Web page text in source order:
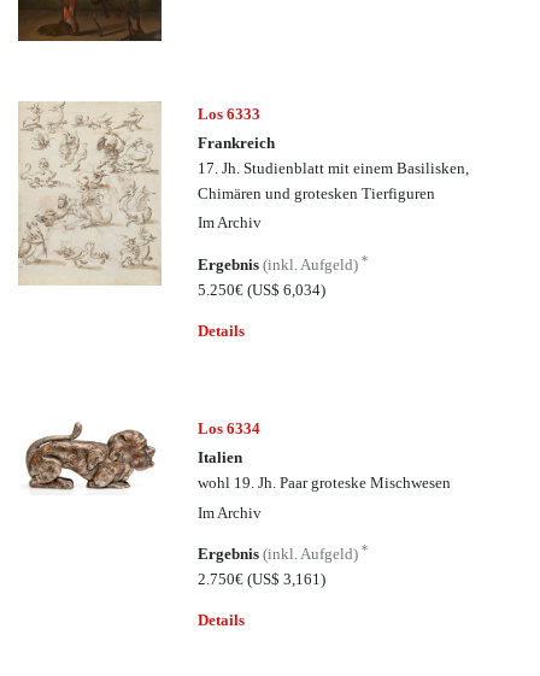
Los 6333
Frankreich
17. Jh. Studienblatt mit einem Basilisken,
Chimären und grotesken Tierfiguren
Im Archiv
Ergebnis(inkl. Aufgeld)*
5.250€(US$ 6,034)
Details
Los 6334
Italien
wohl 19. Jh. Paar groteske Mischwesen
Im Archiv
Ergebnis(inkl. Aufgeld)*
2.750€(US$ 3,161)
Details